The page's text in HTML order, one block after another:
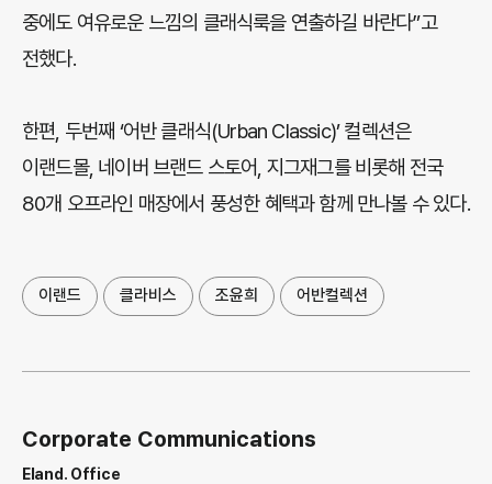
중에도 여유로운 느낌의 클래식룩을 연출하길 바란다”고
전했다.
한편, 두번째 ‘어반 클래식(Urban Classic)’ 컬렉션은
이랜드몰, 네이버 브랜드 스토어, 지그재그를 비롯해 전국
80개 오프라인 매장에서 풍성한 혜택과 함께 만나볼 수 있다.
이랜드 클라비스 조윤희 어반컬렉션
Corporate Communications
Eland. Office